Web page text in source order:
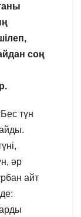
соң
түн
әр
айт